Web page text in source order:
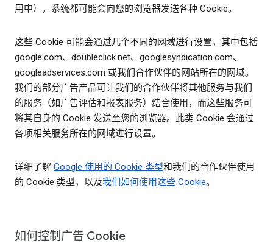
用中），系统都可能会向您的浏览器发送各种 Cookie。
这些 Cookie 可能会通过几个不同的网域进行设置，其中包括
google.com、doubleclick.net、googlesyndication.com、
googleadservices.com 或我们合作伙伴的网站所在的网域。
我们的部分广告产品可让我们的合作伙伴将其他服务与我们
的服务（如广告评估和报表服务）结合使用，而这些服务可
将其自身的 Cookie 发送至您的浏览器。此类 Cookie 会通过
各项相关服务所在的网域进行设置。
详细了解 Google 使用的 Cookie 类型和我们的合作伙伴使用
的 Cookie 类型，以及我们如何使用这些 Cookie。
如何控制广告 Cookie